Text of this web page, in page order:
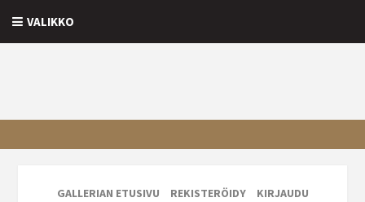
VALIKKO
GALLERIAN ETUSIVU REKISTERÖIDY
KIRJAUDU